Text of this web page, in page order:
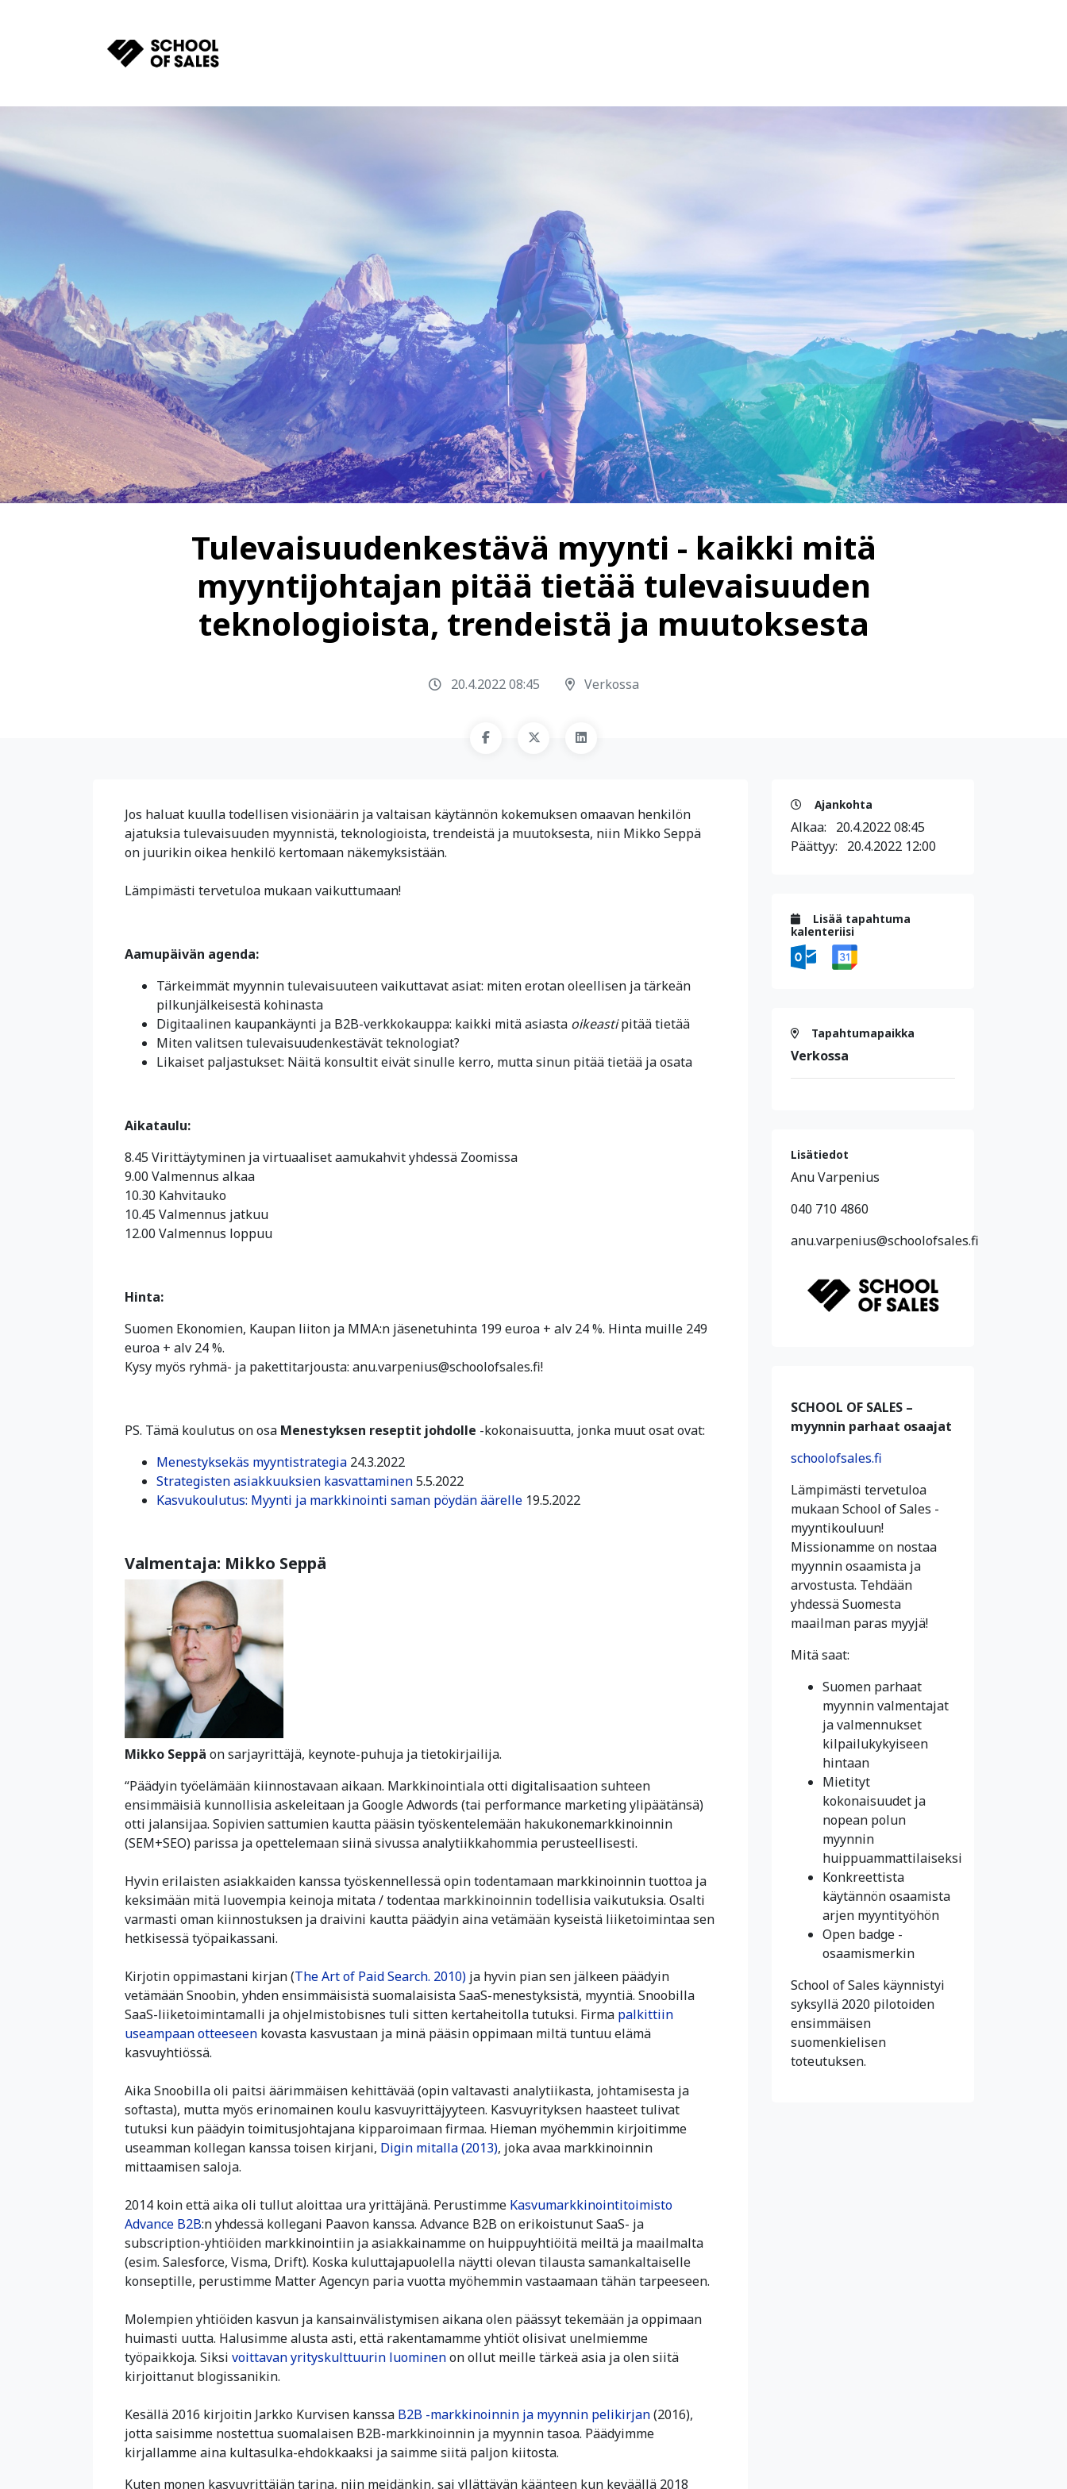
Tulevaisuudenkestävä myynti - kaikki mitä
myyntijohtajan pitää tietää tulevaisuuden
teknologioista, trendeistä ja muutoksesta
20.4.2022 08:45 Verkossa
Jos haluat kuulla todellisen visionäärin ja valtaisan käytännön kokemuksen omaavan henkilön
ajatuksia tulevaisuuden myynnistä, teknologioista, trendeistä ja muutoksesta, niin Mikko Seppä
on juurikin oikea henkilö kertomaan näkemyksistään.
Lämpimästi tervetuloa mukaan vaikuttumaan!
Aamupäivän agenda:
Tärkeimmät myynnin tulevaisuuteen vaikuttavat asiat: miten erotan oleellisen ja tärkeän
pilkunjälkeisestä kohinasta
Digitaalinen kaupankäynti ja B2B-verkkokauppa: kaikki mitä asiasta oikeastipitää tietää
Miten valitsen tulevaisuudenkestävät teknologiat?
Likaiset paljastukset: Näitä konsultit eivät sinulle kerro, mutta sinun pitää tietää ja osata
Aikataulu:
8.45 Virittäytyminen ja virtuaaliset aamukahvit yhdessä Zoomissa
9.00 Valmennus alkaa
10.30 Kahvitauko
10.45 Valmennus jatkuu
12.00 Valmennus loppuu
Hinta:
Suomen Ekonomien, Kaupan liiton ja MMA:n jäsenetuhinta 199 euroa + alv 24 %. Hinta muille 249
euroa + alv 24 %.
Kysy myös ryhmä- ja pakettitarjousta: anu.varpenius@schoolofsales.fi!
PS. Tämä koulutus on osa Menestyksen reseptit johdolle -kokonaisuutta, jonka muut osat ovat:
Menestyksekäs myyntistrategia 24.3.2022
Strategisten asiakkuuksien kasvattaminen5.5.2022
Kasvukoulutus: Myynti ja markkinointi saman pöydän äärelle 19.5.2022
Valmentaja: Mikko Seppä
Mikko Seppä on sarjayrittäjä, keynote-puhuja ja tietokirjailija.
“Päädyin työelämään kiinnostavaan aikaan. Markkinointiala otti digitalisaation suhteen
ensimmäisiä kunnollisia askeleitaan ja Google Adwords (tai performance marketing ylipäätänsä)
otti jalansijaa. Sopivien sattumien kautta pääsin työskentelemään hakukonemarkkinoinnin
(SEM+SEO) parissa ja opettelemaan siinä sivussa analytiikkahommia perusteellisesti.
Hyvin erilaisten asiakkaiden kanssa työskennellessä opin todentamaan markkinoinnin tuottoa ja
keksimään mitä luovempia keinoja mitata / todentaa markkinoinnin todellisia vaikutuksia. Osalti
varmasti oman kiinnostuksen ja draivini kautta päädyin aina vetämään kyseistä liiketoimintaa sen
hetkisessä työpaikassani.
Kirjotin oppimastani kirjan (The Art of Paid Search. 2010) ja hyvin pian sen jälkeen päädyin
vetämään Snoobin, yhden ensimmäisistä suomalaisista SaaS-menestyksistä, myyntiä. Snoobilla
SaaS-liiketoimintamalli ja ohjelmistobisnes tuli sitten kertaheitolla tutuksi. Firma palkittiin
useampaan otteeseen kovasta kasvustaan ja minä pääsin oppimaan miltä tuntuu elämä
kasvuyhtiössä.
Aika Snoobilla oli paitsi äärimmäisen kehittävää (opin valtavasti analytiikasta, johtamisesta ja
softasta), mutta myös erinomainen koulu kasvuyrittäjyyteen. Kasvuyrityksen haasteet tulivat
tutuksi kun päädyin toimitusjohtajana kipparoimaan firmaa. Hieman myöhemmin kirjoitimme
useamman kollegan kanssa toisen kirjani, Digin mitalla (2013), joka avaa markkinoinnin
mittaamisen saloja.
2014 koin että aika oli tullut aloittaa ura yrittäjänä. Perustimme Kasvumarkkinointitoimisto
Advance B2B:n yhdessä kollegani Paavon kanssa. Advance B2B on erikoistunut SaaS- ja
subscription-yhtiöiden markkinointiin ja asiakkainamme on huippuyhtiöitä meiltä ja maailmalta
(esim. Salesforce, Visma, Drift). Koska kuluttajapuolella näytti olevan tilausta samankaltaiselle
konseptille, perustimme Matter Agencyn paria vuotta myöhemmin vastaamaan tähän tarpeeseen.
Molempien yhtiöiden kasvun ja kansainvälistymisen aikana olen päässyt tekemään ja oppimaan
huimasti uutta. Halusimme alusta asti, että rakentamamme yhtiöt olisivat unelmiemme
työpaikkoja. Siksi voittavan yrityskulttuurin luominenon ollut meille tärkeä asia ja olen siitä
kirjoittanut blogissanikin.
Kesällä 2016 kirjoitin Jarkko Kurvisen kanssa B2B -markkinoinnin ja myynnin pelikirjan(2016),
jotta saisimme nostettua suomalaisen B2B-markkinoinnin ja myynnin tasoa. Päädyimme
kirjallamme aina kultasulka-ehdokkaaksi ja saimme siitä paljon kiitosta.
Kuten monen kasvuyrittäjän tarina, niin meidänkin, sai yllättävän käänteen kun keväällä 2018
Ajankohta
Alkaa: 20.4.2022 08:45
Päättyy: 20.4.2022 12:00
Lisää tapahtuma
kalenteriisi
Tapahtumapaikka
Verkossa
Lisätiedot
Anu Varpenius
040 710 4860
anu.varpenius@schoolofsales.fi
SCHOOL OF SALES –
myynnin parhaat osaajat
schoolofsales.fi
Lämpimästi tervetuloa
mukaan School of Sales -
myyntikouluun!
Missionamme on nostaa
myynnin osaamista ja
arvostusta. Tehdään
yhdessä Suomesta
maailman paras myyjä!
Mitä saat:
Suomen parhaat
myynnin valmentajat
ja valmennukset
kilpailukykyiseen
hintaan
Mietityt
kokonaisuudet ja
nopean polun
myynnin
huippuammattilaiseksi
Konkreettista
käytännön osaamista
arjen myyntityöhön
Open badge -
osaamismerkin
School of Sales käynnistyi
syksyllä 2020 pilotoiden
ensimmäisen
suomenkielisen
toteutuksen.